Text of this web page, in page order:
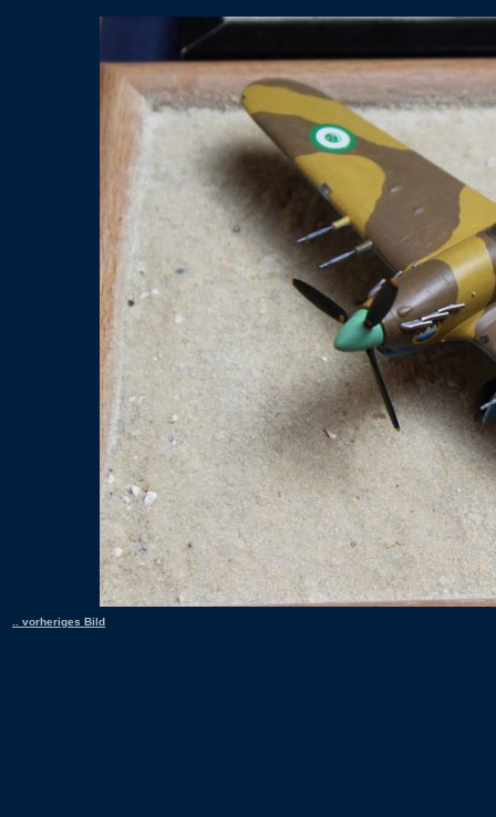
.. vorheriges Bild